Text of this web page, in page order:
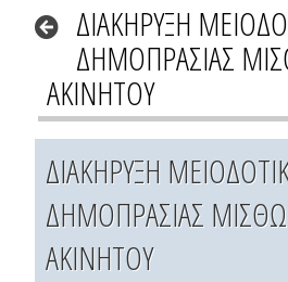
ΔΙΑΚΗΡΥΞΗ
ΔΗΜΟΠΡΑΣΙΑΣ
ΑΚΙΝΗΤΟΥ
ΔΙΑΚΗΡΥΞΗ
ΔΗΜΟΠΡΑΣΙΑΣ
ΑΚΙΝΗΤΟΥ